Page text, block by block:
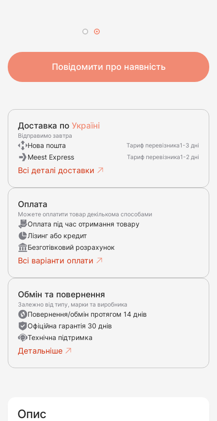
Повідомити про наявність
Доставка по Україні
Відправимо завтра
Нова пошта Тариф перевізника1-3 дні
Meest Express Тариф перевізника1-2 дні
Всі деталі доставки
Оплата
Можете оплатити товар декількома способами
Оплата під час отримання товару
Лізинг або кредит
Безготівковий розрахунок
Всі варіанти оплати
Обмін та повернення
Залежно від типу, марки та виробника
Повернення/обмін протягом 14 днів
Офіційна гарантія 30 днів
Технічна підтримка
Детальніше
Опис